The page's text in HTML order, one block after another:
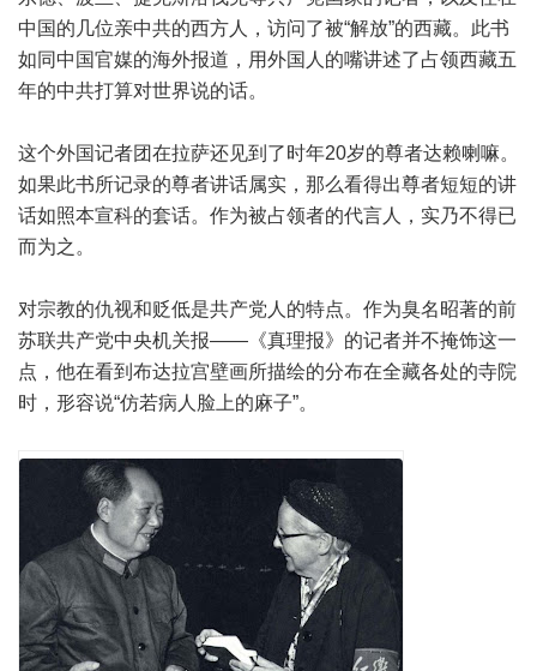
中国的几位亲中共的西方人，访问了被“解放”的西藏。此书
如同中国官媒的海外报道，用外国人的嘴讲述了占领西藏五
年的中共打算对世界说的话。
这个外国记者团在拉萨还见到了时年20岁的尊者达赖喇嘛。
如果此书所记录的尊者讲话属实，那么看得出尊者短短的讲
话如照本宣科的套话。作为被占领者的代言人，实乃不得已
而为之。
对宗教的仇视和贬低是共产党人的特点。作为臭名昭著的前
苏联共产党中央机关报——《真理报》的记者并不掩饰这一
点，他在看到布达拉宫壁画所描绘的分布在全藏各处的寺院
时，形容说“仿若病人脸上的麻子”。